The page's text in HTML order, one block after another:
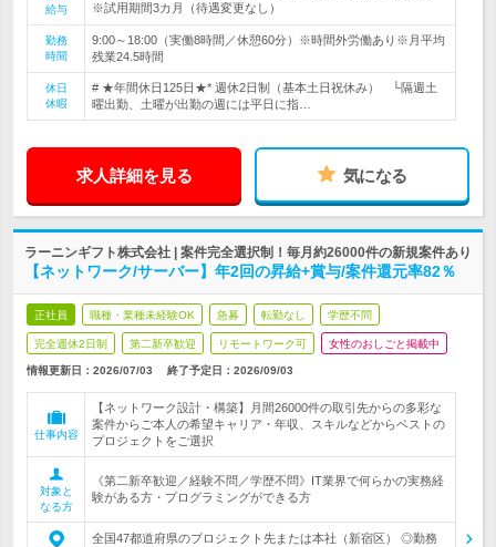
給与
※試用期間3カ月（待遇変更なし）
勤務
時間
9:00～18:00（実働8時間／休憩60分）※時間外労働あり※月平均
残業24.5時間
休日
休暇
# ★年間休日125日★* 週休2日制（基本土日祝休み） └隔週土
曜出勤、土曜が出勤の週には平日に指…
求人詳細を見る 気になる
ラーニンギフト株式会社 | 案件完全選択制！毎月約26000件の新規案件あり
【ネットワーク/サーバー】年2回の昇給+賞与/案件還元率82％
正社員 職種・業種未経験OK 急募 転勤なし 学歴不問
完全週休2日制 第二新卒歓迎 リモートワーク可 女性のおしごと掲載中
情報更新日：2026/07/03 終了予定日： 2026/09/03
仕事内容
【ネットワーク設計・構築】月間26000件の取引先からの多彩な
案件からご本人の希望キャリア・年収、スキルなどからベストの
プロジェクトをご選択
対象と
なる方
《第二新卒歓迎／経験不問／学歴不問》IT業界で何らかの実務経
験がある方・プログラミングができる方
全国47都道府県のプロジェクト先または本社（新宿区） ◎勤務